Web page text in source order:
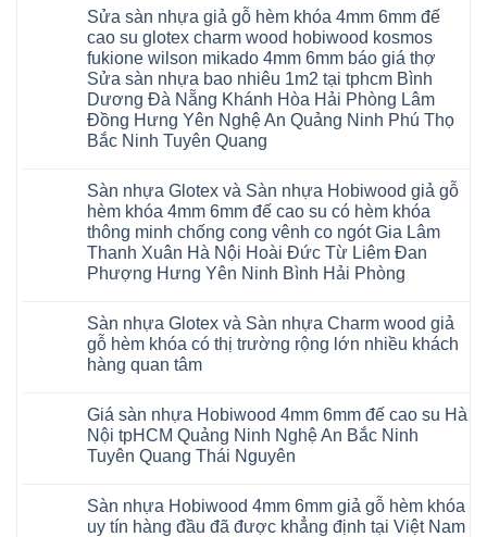
bình
luận
ở
Sàn
gỗ
AURUM
Floor
Báo
giá
Sàn
Floor
nhập
khẩu
Malaysia
14
AI
RUM
AI
35
AI
AI
37
AI
dày
12mm
to
tại
Hà
Sửa sàn nhựa giả gỗ hèm khóa 4mm 6mm đế
cao su glotex charm wood hobiwood kosmos
fukione wilson mikado 4mm 6mm báo giá thợ
Sửa sàn nhựa bao nhiêu 1m2 tại tphcm Bình
Dương Đà Nẵng Khánh Hòa Hải Phòng Lâm
Đồng Hưng Yên Nghệ An Quảng Ninh Phú Thọ
Bắc Ninh Tuyên Quang
bình
luận
ở
Sửa
sàn
nhựa
giả
khóa
4mm
6mm
đế
cao
charm
wood
hobiwood
kosmos
mikado
4mm
6mm
Sàn nhựa Glotex và Sàn nhựa Hobiwood giả gỗ
hèm khóa 4mm 6mm đế cao su có hèm khóa
thông minh chống cong vênh co ngót Gia Lâm
Thanh Xuân Hà Nội Hoài Đức Từ Liêm Đan
Phượng Hưng Yên Ninh Bình Hải Phòng
bình
luận
ở
Sàn
và
Sàn
nhựa
Hobiwood
giả
khóa
4mm
Sàn nhựa Glotex và Sàn nhựa Charm wood giả
gỗ hèm khóa có thị trường rộng lớn nhiều khách
hàng quan tâm
bình
luận
ở
Sàn
và
Sàn
nhựa
Giá sàn nhựa Hobiwood 4mm 6mm đế cao su Hà
Nội tpHCM Quảng Ninh Nghệ An Bắc Ninh
Tuyên Quang Thái Nguyên
bình
luận
ở
Sàn nhựa Hobiwood 4mm 6mm giả gỗ hèm khóa
uy tín hàng đầu đã được khẳng định tại Việt Nam